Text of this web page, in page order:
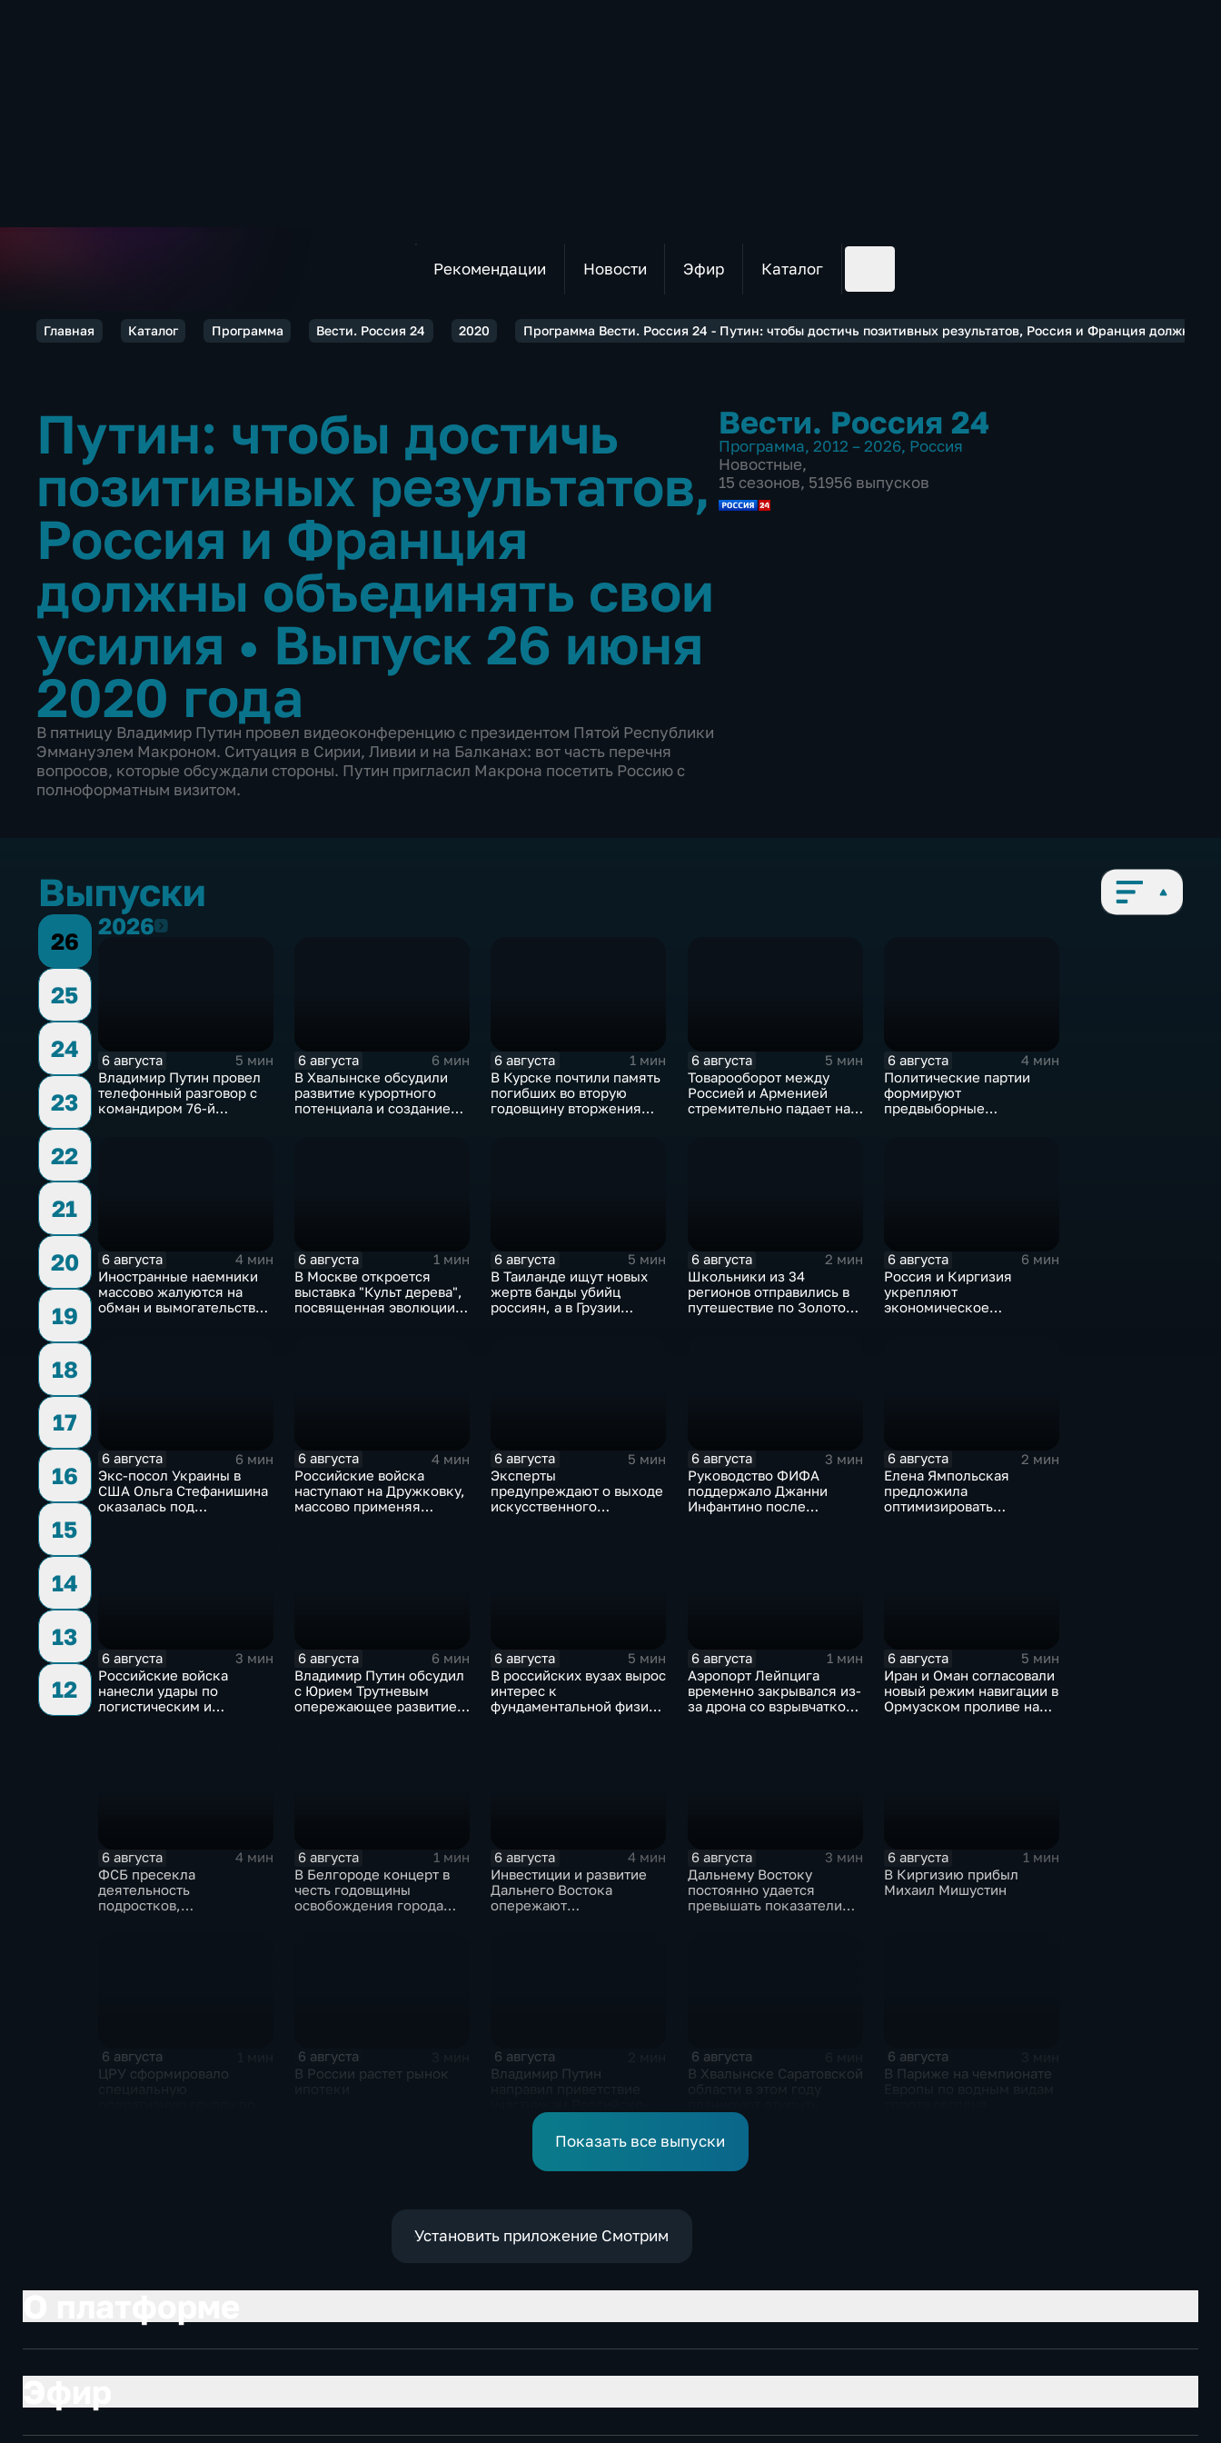
Рекомендации Новости Эфир Каталог
Главная Каталог Программа Вести. Россия 24 2020 Программа Вести. Россия 24 - Путин: чтобы достичь позитивных результатов, Россия и Франция должны
Путин: чтобы достичь
позитивных результатов,
Россия и Франция
должны объединять свои
усилия • Выпуск 26 июня
2020 года
В пятницу Владимир Путин провел видеоконференцию с президентом Пятой Республики
Эммануэлем Макроном. Ситуация в Сирии, Ливии и на Балканах: вот часть перечня
вопросов, которые обсуждали стороны. Путин пригласил Макрона посетить Россию с
полноформатным визитом.
Вести. Россия 24
Программа, 2012 – 2026, Россия
Новостные,
15 сезонов, 51956 выпусков
Выпуски
26
25
24
23
22
21
20
19
18
17
16
15
14
13
12
20262026
6 августа
5 мин
Владимир Путин провел
телефонный разговор с
командиром 76-й
6 августа
6 мин
В Хвалынске обсудили
развитие курортного
потенциала и создание
6 августа
1 мин
В Курске почтили память
погибших во вторую
годовщину вторжения
6 августа
5 мин
Товарооборот между
Россией и Арменией
стремительно падает на
6 августа
4 мин
Политические партии
формируют
предвыборные
6 августа
4 мин
Иностранные наемники
массово жалуются на
обман и вымогательство
6 августа
1 мин
В Москве откроется
выставка "Культ дерева",
посвященная эволюции
6 августа
5 мин
В Таиланде ищут новых
жертв банды убийц
россиян, а в Грузии
6 августа
2 мин
Школьники из 34
регионов отправились в
путешествие по Золотому
6 августа
6 мин
Россия и Киргизия
укрепляют
экономическое
6 августа
6 мин
Экс-посол Украины в
США Ольга Стефанишина
оказалась под
6 августа
4 мин
Российские войска
наступают на Дружковку,
массово применяя
6 августа
5 мин
Эксперты
предупреждают о выходе
искусственного
6 августа
3 мин
Руководство ФИФА
поддержало Джанни
Инфантино после
6 августа
2 мин
Елена Ямпольская
предложила
оптимизировать
6 августа
3 мин
Российские войска
нанесли удары по
логистическим и
6 августа
6 мин
Владимир Путин обсудил
с Юрием Трутневым
опережающее развитие
6 августа
5 мин
В российских вузах вырос
интерес к
фундаментальной физике
6 августа
1 мин
Аэропорт Лейпцига
временно закрывался из-
за дрона со взрывчаткой
6 августа
5 мин
Иран и Оман согласовали
новый режим навигации в
Ормузском проливе на
6 августа
4 мин
ФСБ пресекла
деятельность
подростков,
6 августа
1 мин
В Белгороде концерт в
честь годовщины
освобождения города
6 августа
4 мин
Инвестиции и развитие
Дальнего Востока
опережают
6 августа
3 мин
Дальнему Востоку
постоянно удается
превышать показатели
6 августа
1 мин
В Киргизию прибыл
Михаил Мишустин
6 августа
ЦРУ сформировало
6 августа
В России растет рынок
6 августа
Владимир Путин
киргизского
экономического форума
и Российско-киргизской
межрегиональной
6 августа
В Хвалынске Саратовской
новую больницу
6 августа
В Париже на чемпионате
Показать все выпуски
Установить приложение Смотрим